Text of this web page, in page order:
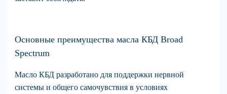
Основные преимущества масла КБД Broad
Spectrum
Масло КБД разработано для поддержки нервной
системы и общего самочувствия в условиях